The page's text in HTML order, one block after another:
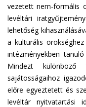
vezetett nem-formális
levéltári
lehetőség
a kulturális
intézményekben
Mindezt
sajátosságaihoz
előre egyeztetett és
levéltár nyitvatartási